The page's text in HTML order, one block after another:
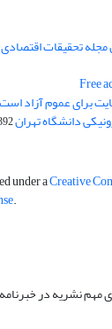
تحقیقات اقتصادی
Free
برای عموم آزاد است
دانشگاه تهران04
under aCreative
.
مهم نشریه در